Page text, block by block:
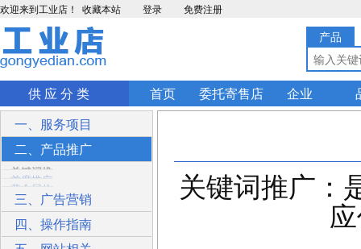
欢迎来到工业店！ 收藏本站 登录 免费注册
产品
供 应 分 类 首页 委托寄售店 企业
一、服务项目
二、产品推广
关键词推广
首席推广
黄金展位
三、广告营销
关键词推广：